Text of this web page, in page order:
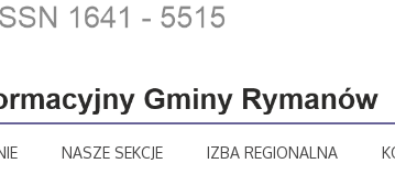
NASZE SEKCJE IZBA REGIONALNA